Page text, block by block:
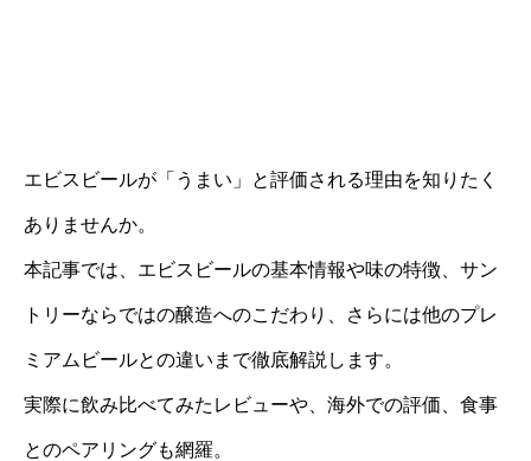
エビスビールが「うまい」と評価される理由を知りたく
ありませんか。
本記事では、エビスビールの基本情報や味の特徴、サン
トリーならではの醸造へのこだわり、さらには他のプレ
ミアムビールとの違いまで徹底解説します。
実際に飲み比べてみたレビューや、海外での評価、食事
とのペアリングも網羅。